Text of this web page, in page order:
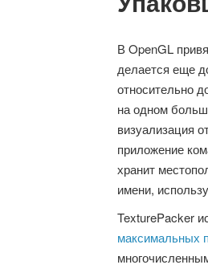
В OpenGL
делается еще
относительно
на одном
визуализация
приложение
хранит
имени,
TexturePacker
максимальных